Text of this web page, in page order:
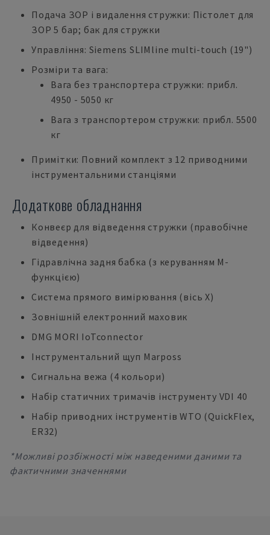
Подача ЗОР і видалення стружки: Пістолет для
ЗОР 5 бар; бак для стружки
Управління: Siemens SLIMline multi-touch (19")
Розміри та вага:
Вага без транспортера стружки: прибл.
4950 - 5050 кг
Вага з транспортером стружки: прибл. 5500
кг
Примітки: Повний комплект з 12 приводними
інструментальними станціями
Додаткове обладнання
Конвеєр для відведення стружки (правобічне
відведення)
Гідравлічна задня бабка (з керуванням М-
функцією)
Система прямого вимірювання (вісь X)
Зовнішній електронний маховик
DMG MORI IoTconnector
Інструментальний щуп Marposs
Сигнальна вежа (4 кольори)
Набір статичних тримачів інструменту VDI 40
Набір приводних інструментів WTO (QuickFlex,
ER32)
*Можливі розбіжності між наведеними даними та
фактичними значеннями